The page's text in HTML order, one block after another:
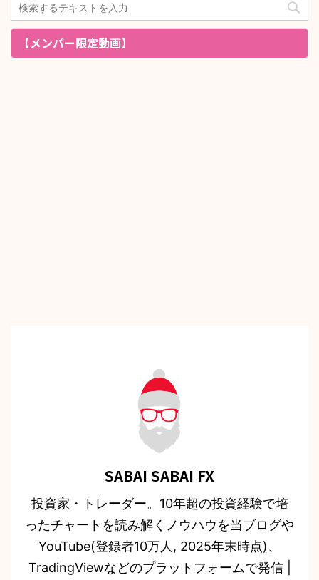
【メンバー限定動画】
SABAI SABAI FX
投資家・トレーダー。10年超の投資経験で培
ったチャートを読み解くノウハウを当ブログや
YouTube(登録者10万人, 2025年末時点)、
TradingViewなどのプラットフォームで発信 |